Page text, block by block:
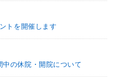
トを開催します
の休院・開院について